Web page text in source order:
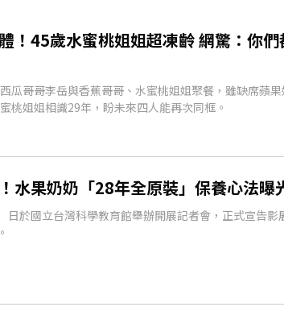
！45歲水蜜桃姐姐超凍齡 網驚：你
瓜哥哥李岳與香蕉哥哥、水蜜桃姐姐聚餐，雖缺席蘋
桃姐姐相識29年，盼未來四人能再次同框。
水果奶奶「28年全原裝」保養心法曝
日於國立台灣科學教育館舉辦開展記者會，正式宣告影